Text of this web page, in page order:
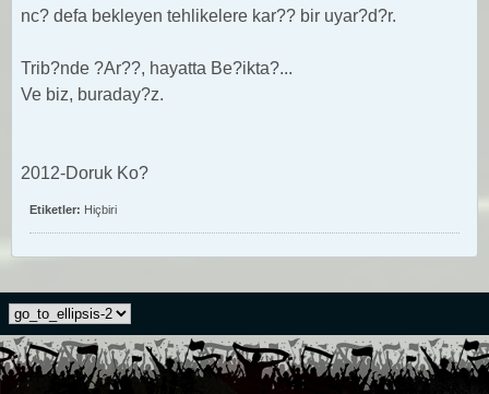
nc? defa bekleyen tehlikelere kar?? bir uyar?d?r.
Trib?nde ?Ar??, hayatta Be?ikta?...
Ve biz, buraday?z.
2012-Doruk Ko?
Etiketler: Hiçbiri